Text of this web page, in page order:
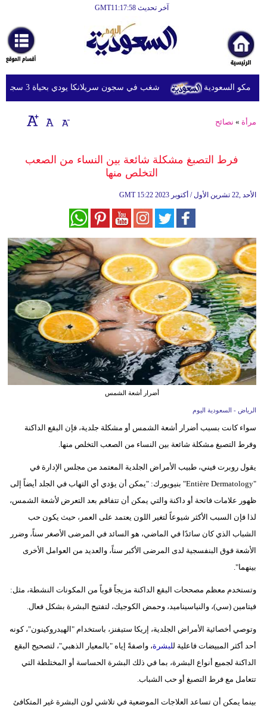
آخر تحديث GMT11:17:58
أخبارعاجلة
رياضة
ثقافة
إقتصاد
وموسيقى
سياحة
وسفر
ديكور
أخبار
إعلام
تعليم
علوم
مدوَّنات
فيديو
شغب في سجون سريلانكا يودي بحياة 3 سجناء ويصيب 23 آخرين السعودية
مرأة » نصائح
فرط التصبغ مشكلة شائعة بين النساء من الصعب
التخلص منها
GMT 15:22 2023 الأحد ,22 تشرين الأول / أكتوبر
أضرار أشعة الشمس
الرياض - السعودية اليوم
سواء كانت بسبب أضرار أشعة الشمس أو مشكلة جلدية، فإن البقع الداكنة
وفرط التصبغ مشكلة شائعة بين النساء من الصعب التخلص منها.
يقول روبرت فيني، طبيب الأمراض الجلدية المعتمد من مجلس الإدارة في
"Entière Dermatology" بنيويورك: "يمكن أن يؤدي أي التهاب في الجلد أيضاً إلى
ظهور علامات فاتحة أو داكنة والتي يمكن أن تتفاقم بعد التعرض لأشعة الشمس،
لذا فإن السبب الأكثر شيوعاً لتغير اللون يعتمد على العمر، حيث يكون حب
الشباب الذي كان سائدًا في الماضي، هو السائد في المرضى الأصغر سناً، وضرر
الأشعة فوق البنفسجية لدى المرضى الأكبر سناً، والعديد من العوامل الأخرى
بينهما".
وتستخدم معظم مصححات البقع الداكنة مزيجاً قوياً من المكونات النشطة، مثل:
فيتامين (سي)، والنياسيناميد، وحمض الكوجيك، لتفتيح البشرة بشكل فعال.
وتوصي أخصائية الأمراض الجلدية، إريكا ستيفنز، باستخدام "الهيدروكينون"، كونه
أحد أكثر المبيضات فاعلية للبشرة، واصفةً إياه "بالمعيار الذهبي"، لتصحيح البقع
الداكنة لجميع أنواع البشرة، بما في ذلك البشرة الحساسة أو المختلطة التي
تتعامل مع فرط التصبغ أو حب الشباب.
بينما يمكن أن تساعد العلاجات الموضعية في تلاشي لون البشرة غير المتكافئ